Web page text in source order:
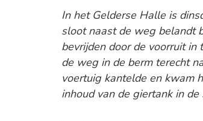
In het Gelderse Halle is
sloot naast de weg belandt
bevrijden door de voorruit in
de weg in de berm terecht
voertuig kantelde en kwam
inhoud van de giertank in